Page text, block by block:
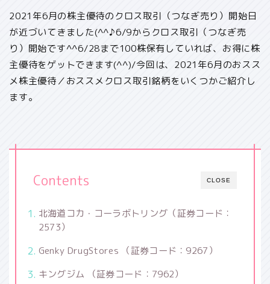
2021年6月の株主優待のクロス取引（つなぎ売り）開始日
が近づいてきました(^^♪6/9からクロス取引（つなぎ売
り）開始です^^6/28まで100株保有していれば、お得に株
主優待をゲットできます(^^)/今回は、2021年6月のおスス
メ株主優待／おススメクロス取引銘柄をいくつかご紹介し
ます。
CLOSE
Contents
北海道コカ・コーラボトリング（証券コード：
2573）
Genky DrugStores （証券コード：9267）
キングジム （証券コード：7962）